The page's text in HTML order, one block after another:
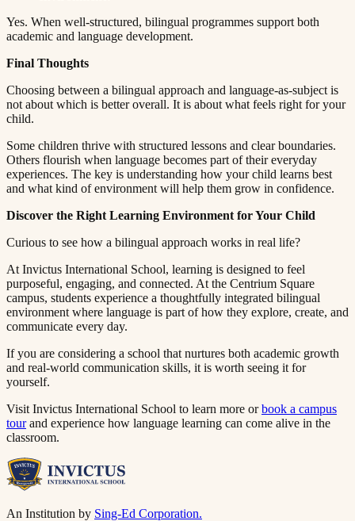
Yes. When well-structured, bilingual programmes support both
academic and language development.​​​​‌ ‍ ​‍​‍‌‍ ‌ ​‍‌‍‍‌‌‍‌ ‌‍‍‌‌‍ ‍​‍​‍​ ‍‍​‍​‍‌ ​ ‌‍​‌‌‍ ‍‌‍‍‌‌ ‌​‌ ‍‌​‍ ‍‌‍‍‌‌‍ ​‍​‍​‍ ​​‍​‍‌‍‍​‌ ​‍‌‍‌‌‌‍‌‍​‍​‍​ ‍‍​‍​‍​‍ ‌ ​ ‌ ‌​‌ ‌‌‌‍‌​‌‍‍‌‌‍ ​‍ ‌‍‍‌‌‍ ‍‌ ‌​‌‍‌‌‌‍ ‍‌ ‌​​‍ ‌‍‌‌‌‍‌​‌‍‍‌‌ ‌​​‍ ‌‍ ‌‌‍ ‌‍‌​‌‍‌‌​ ‌‌ ​​‌ ​‍‌‍‌‌‌ ​ ‌‍‌‌‌‍ ‍‌ ‌​‌‍​‌‌ ‌​‌‍‍‌‌‍ ‌‍ ‍​ ‍ ‌‍‍‌‌‍‌​​ ‌​ ‍​‌‍​‍​ ‌‍‌‍‌​​ ‌​​ ‍‌‌‍‌‌​ ‍‌​‍ ‌​ ​ ​ ‌​‌‍‌​‌‍‌​​‍ ‌​ ‌​​ ​‍​ ​ ​ ‌‍​‍ ‌​ ‍‌​ ​‍‌‍‌​​ ​‌​‍ ‌‌‍‌‌​ ​​‌‍‌‍​ ​‌‌‍‌‌​ ‍‌​ ‌‌​ ‌​‌‍​‍‌‍‌‍‌‍‌​​ ​‌​ ‍ ‌ ‌​‌ ‍‌‌ ​​‌‍‌‌​ ‌‌‍ ‍‌‍‌‌‌ ‌ ‌ ​ ​ ‍ ‌ ​​‌‍​‌‌ ‌​‌‍‍​​ ‌‌‍​ ‌‍ ‌‍ ‍‌ ‌​‌‍‌‌‌‍ ‍‌ ‌​​‍‌‌​ ‌‌‌​​‍‌‌ ‌‍‍ ‌‍‌‌‌ ‍‌​‍‌‌​ ​ ‌​‌​​‍‌‌​ ​ ‌​‌​​‍‌‌​ ​‍​ ​‍​ ​​‌‍‌​​ ​​​ ‌‍‌‍​‌​ ‌‍‌‍‌‌‌‍‌‌​ ​‍​ ‌ ‌‍‌​​ ‌‌​‍‌‌​ ​‍​ ​‍​‍‌‌​ ‌‌‌​‌​​‍ ‍‌‍​ ‌‍‍​‌‍‍‌‌‍ ​‌‍‌​‌ ​‍‌‍‌‌‌‍ ‍​‍‌‌​ ‌‌‌​​‍‌‌ ‌‍‍ ‌‍‌‌‌ ‍‌​‍‌‌​ ​ ‌​‌​​‍‌‌​ ​ ‌​‌​​‍‌‌​ ​‍​ ​‍‌‍​‍​ ‌‍​ ‌ ​ ‌​​ ​​‌‍​ ​ ‍‌​ ‍​‌‍​ ​ ​ ​ ‌ ​ ​​​‍‌‌​ ​‍​ ​‍​‍‌‌​ ‌‌‌​‌​​‍ ‍‌ ‌​‌‍‌‌‌ ‍​‌ ‌​​ ‌‍​‍‌‍​‌‌ ​ ‌‍‌‌‌‌‌‌‌ ​‍‌‍ ​​ ‌​‍‌‌​ ​‍‌​‌‍‌ ​ ‌ ‌​‌ ‌‌‌‍‌​‌‍‍‌‌‍ ​‍‌‍‌‍‍‌‌‍‌​​ ‌​ ‍​‌‍​‍​ ‌‍‌‍‌​​ ‌​​ ‍‌‌‍‌‌​ ‍‌​‍ ‌​ ​ ​ ‌​‌‍‌​‌‍‌​​‍ ‌​ ‌​​ ​‍​ ​ ​ ‌‍​‍ ‌​ ‍‌​ ​‍‌‍‌​​ ​‌​‍ ‌‌‍‌‌​ ​​‌‍‌‍​ ​‌‌‍‌‌​ ‍‌​ ‌‌​ ‌​‌‍​‍‌‍‌‍‌‍‌​​ ​‌​‍‌‍‌ ‌​‌ ‍‌‌ ​​‌‍‌‌​ ‌‌‍ ‍‌‍‌‌‌ ‌ ‌ ​ ​‍‌‍‌ ​​‌‍​‌‌ ‌​‌‍‍​​ ‌‌‍​ ‌‍ ‌‍ ‍‌ ‌​‌‍‌‌‌‍ ‍‌ ‌​​‍‌‌​ ‌‌‌​​‍‌‌ ‌‍‍ ‌‍‌‌‌ ‍‌​‍‌‌​ ​ ‌​‌​​‍‌‌​ ​ ‌​‌​​‍‌‌​ ​‍​ ​‍​ ​​‌‍‌​​ ​​​ ‌‍‌‍​‌​ ‌‍‌‍‌‌‌‍‌‌​ ​‍​ ‌ ‌‍‌​​ ‌‌​‍‌‌​ ​‍​ ​‍​‍‌‌​ ‌‌‌​‌​​‍ ‍‌‍​ ‌‍‍​‌‍‍‌‌‍ ​‌‍‌​‌ ​‍‌‍‌‌‌‍ ‍​‍‌‌​ ‌‌‌​​‍‌‌ ‌‍‍ ‌‍‌‌‌ ‍‌​‍‌‌​ ​ ‌​‌​​‍‌‌​ ​ ‌​‌​​‍‌‌​ ​‍​ ​‍‌‍​‍​ ‌‍​ ‌ ​ ‌​​ ​​‌‍​ ​ ‍‌​ ‍​‌‍​ ​ ​ ​ ‌ ​ ​​​‍‌‌​ ​‍​ ​‍​‍‌‌​ ‌‌‌​‌​​‍ ‍‌ ‌​‌‍‌‌‌ ‍​‌ ‌​​‍‌‍‌ ​​‌‍‌‌‌ ​‍‌ ​ ‌ ​​‌‍‌‌‌‍​ ‌ ‌​‌‍‍‌‌ ‌‍‌‍‌‌​ ‌‌ ​​‌ ‌‌‌‍​‍‌‍ ​‌‍‍‌‌ ​ ‌‍‍​‌‍‌‌‌‍‌​​‍​‍‌ ‌
Final Thoughts​​​​‌ ‍ ​‍​‍‌‍ ‌ ​‍‌‍‍‌‌‍‌ ‌‍‍‌‌‍ ‍​‍​‍​ ‍‍​‍​‍‌ ​ ‌‍​‌‌‍ ‍‌‍‍‌‌ ‌​‌ ‍‌​‍ ‍‌‍‍‌‌‍ ​‍​‍​‍ ​​‍​‍‌‍‍​‌ ​‍‌‍‌‌‌‍‌‍​‍​‍​ ‍‍​‍​‍​‍ ‌ ​ ‌ ‌​‌ ‌‌‌‍‌​‌‍‍‌‌‍ ​‍ ‌‍‍‌‌‍ ‍‌ ‌​‌‍‌‌‌‍ ‍‌ ‌​​‍ ‌‍‌‌‌‍‌​‌‍‍‌‌ ‌​​‍ ‌‍ ‌‌‍ ‌‍‌​‌‍‌‌​ ‌‌ ​​‌ ​‍‌‍‌‌‌ ​ ‌‍‌‌‌‍ ‍‌ ‌​‌‍​‌‌ ‌​‌‍‍‌‌‍ ‌‍ ‍​ ‍ ‌‍‍‌‌‍‌​​ ‌​ ‍​‌‍​‍​ ‌‍‌‍‌​​ ‌​​ ‍‌‌‍‌‌​ ‍‌​‍ ‌​ ​ ​ ‌​‌‍‌​‌‍‌​​‍ ‌​ ‌​​ ​‍​ ​ ​ ‌‍​‍ ‌​ ‍‌​ ​‍‌‍‌​​ ​‌​‍ ‌‌‍‌‌​ ​​‌‍‌‍​ ​‌‌‍‌‌​ ‍‌​ ‌‌​ ‌​‌‍​‍‌‍‌‍‌‍‌​​ ​‌​ ‍ ‌ ‌​‌ ‍‌‌ ​​‌‍‌‌​ ‌‌‍ ‍‌‍‌‌‌ ‌ ‌ ​ ​ ‍ ‌ ​​‌‍​‌‌ ‌​‌‍‍​​ ‌‌‍​ ‌‍ ‌‍ ‍‌ ‌​‌‍‌‌‌‍ ‍‌ ‌​​‍‌‌​ ‌‌‌​​‍‌‌ ‌‍‍ ‌‍‌‌‌ ‍‌​‍‌‌​ ​ ‌​‌​​‍‌‌​ ​ ‌​‌​​‍‌‌​ ​‍​ ​‍‌‍​‍​ ​‍​ ‍‌‌‍​‌​ ​‌​ ‌‍​ ‍​​ ​‌​ ‌‌‌‍​‍‌‍‌​​ ‌ ​‍‌‌​ ​‍​ ​‍​‍‌‌​ ‌‌‌​‌​​‍ ‍‌‍​ ‌‍‍​‌‍‍‌‌‍ ​‌‍‌​‌ ​‍‌‍‌‌‌‍ ‍​‍‌‌​ ‌‌‌​​‍‌‌ ‌‍‍ ‌‍‌‌‌ ‍‌​‍‌‌​ ​ ‌​‌​​‍‌‌​ ​ ‌​‌​​‍‌‌​ ​‍​ ​‍‌‍‌‍‌‍‌​​ ‌‌‌‍‌‍‌‍​‍​ ‍‌​ ‌ ​ ‌ ​ ‌​‌‍​‌​ ‌‌​ ‌ ​‍‌‌​ ​‍​ ​‍​‍‌‌​ ‌‌‌​‌​​‍ ‍‌ ‌​‌‍‌‌‌ ‍​‌ ‌​​ ‌‍​‍‌‍​‌‌ ​ ‌‍‌‌‌‌‌‌‌ ​‍‌‍ ​​ ‌​‍‌‌​ ​‍‌​‌‍‌ ​ ‌ ‌​‌ ‌‌‌‍‌​‌‍‍‌‌‍ ​‍‌‍‌‍‍‌‌‍‌​​ ‌​ ‍​‌‍​‍​ ‌‍‌‍‌​​ ‌​​ ‍‌‌‍‌‌​ ‍‌​‍ ‌​ ​ ​ ‌​‌‍‌​‌‍‌​​‍ ‌​ ‌​​ ​‍​ ​ ​ ‌‍​‍ ‌​ ‍‌​ ​‍‌‍‌​​ ​‌​‍ ‌‌‍‌‌​ ​​‌‍‌‍​ ​‌‌‍‌‌​ ‍‌​ ‌‌​ ‌​‌‍​‍‌‍‌‍‌‍‌​​ ​‌​‍‌‍‌ ‌​‌ ‍‌‌ ​​‌‍‌‌​ ‌‌‍ ‍‌‍‌‌‌ ‌ ‌ ​ ​‍‌‍‌ ​​‌‍​‌‌ ‌​‌‍‍​​ ‌‌‍​ ‌‍ ‌‍ ‍‌ ‌​‌‍‌‌‌‍ ‍‌ ‌​​‍‌‌​ ‌‌‌​​‍‌‌ ‌‍‍ ‌‍‌‌‌ ‍‌​‍‌‌​ ​ ‌​‌​​‍‌‌​ ​ ‌​‌​​‍‌‌​ ​‍​ ​‍‌‍​‍​ ​‍​ ‍‌‌‍​‌​ ​‌​ ‌‍​ ‍​​ ​‌​ ‌‌‌‍​‍‌‍‌​​ ‌ ​‍‌‌​ ​‍​ ​‍​‍‌‌​ ‌‌‌​‌​​‍ ‍‌‍​ ‌‍‍​‌‍‍‌‌‍ ​‌‍‌​‌ ​‍‌‍‌‌‌‍ ‍​‍‌‌​ ‌‌‌​​‍‌‌ ‌‍‍ ‌‍‌‌‌ ‍‌​‍‌‌​ ​ ‌​‌​​‍‌‌​ ​ ‌​‌​​‍‌‌​ ​‍​ ​‍‌‍‌‍‌‍‌​​ ‌‌‌‍‌‍‌‍​‍​ ‍‌​ ‌ ​ ‌ ​ ‌​‌‍​‌​ ‌‌​ ‌ ​‍‌‌​ ​‍​ ​‍​‍‌‌​ ‌‌‌​‌​​‍ ‍‌ ‌​‌‍‌‌‌ ‍​‌ ‌​​‍‌‍‌ ​​‌‍‌‌‌ ​‍‌ ​ ‌ ​​‌‍‌‌‌‍​ ‌ ‌​‌‍‍‌‌ ‌‍‌‍‌‌​ ‌‌ ​​‌ ‌‌‌‍​‍‌‍ ​‌‍‍‌‌ ​ ‌‍‍​‌‍‌‌‌‍‌​​‍​‍‌ ‌
Choosing between a bilingual approach and language-as-subject is
not about which is better overall. It is about what feels right for your
child.​​​​‌ ‍ ​‍​‍‌‍ ‌ ​‍‌‍‍‌‌‍‌ ‌‍‍‌‌‍ ‍​‍​‍​ ‍‍​‍​‍‌ ​ ‌‍​‌‌‍ ‍‌‍‍‌‌ ‌​‌ ‍‌​‍ ‍‌‍‍‌‌‍ ​‍​‍​‍ ​​‍​‍‌‍‍​‌ ​‍‌‍‌‌‌‍‌‍​‍​‍​ ‍‍​‍​‍​‍ ‌ ​ ‌ ‌​‌ ‌‌‌‍‌​‌‍‍‌‌‍ ​‍ ‌‍‍‌‌‍ ‍‌ ‌​‌‍‌‌‌‍ ‍‌ ‌​​‍ ‌‍‌‌‌‍‌​‌‍‍‌‌ ‌​​‍ ‌‍ ‌‌‍ ‌‍‌​‌‍‌‌​ ‌‌ ​​‌ ​‍‌‍‌‌‌ ​ ‌‍‌‌‌‍ ‍‌ ‌​‌‍​‌‌ ‌​‌‍‍‌‌‍ ‌‍ ‍​ ‍ ‌‍‍‌‌‍‌​​ ‌​ ‍​‌‍​‍​ ‌‍‌‍‌​​ ‌​​ ‍‌‌‍‌‌​ ‍‌​‍ ‌​ ​ ​ ‌​‌‍‌​‌‍‌​​‍ ‌​ ‌​​ ​‍​ ​ ​ ‌‍​‍ ‌​ ‍‌​ ​‍‌‍‌​​ ​‌​‍ ‌‌‍‌‌​ ​​‌‍‌‍​ ​‌‌‍‌‌​ ‍‌​ ‌‌​ ‌​‌‍​‍‌‍‌‍‌‍‌​​ ​‌​ ‍ ‌ ‌​‌ ‍‌‌ ​​‌‍‌‌​ ‌‌‍ ‍‌‍‌‌‌ ‌ ‌ ​ ​ ‍ ‌ ​​‌‍​‌‌ ‌​‌‍‍​​ ‌‌‍​ ‌‍ ‌‍ ‍‌ ‌​‌‍‌‌‌‍ ‍‌ ‌​​‍‌‌​ ‌‌‌​​‍‌‌ ‌‍‍ ‌‍‌‌‌ ‍‌​‍‌‌​ ​ ‌​‌​​‍‌‌​ ​ ‌​‌​​‍‌‌​ ​‍​ ​‍‌‍​ ​ ‌‍‌‍‌‌‌‍‌​​ ​‍​ ‍‌‌‍‌‌​ ​​​ ‌ ​ ‍‌‌‍​ ​ ​ ​‍‌‌​ ​‍​ ​‍​‍‌‌​ ‌‌‌​‌​​‍ ‍‌‍​ ‌‍‍​‌‍‍‌‌‍ ​‌‍‌​‌ ​‍‌‍‌‌‌‍ ‍​‍‌‌​ ‌‌‌​​‍‌‌ ‌‍‍ ‌‍‌‌‌ ‍‌​‍‌‌​ ​ ‌​‌​​‍‌‌​ ​ ‌​‌​​‍‌‌​ ​‍​ ​‍​ ‌ ​ ​‍​ ‌​‌‍‌‌​ ‌ ‌‍​ ​ ​‌​ ‍​​ ‌‌‌‍​‌‌‍​ ‌‍‌​​‍‌‌​ ​‍​ ​‍​‍‌‌​ ‌‌‌​‌​​‍ ‍‌ ‌​‌‍‌‌‌ ‍​‌ ‌​​ ‌‍​‍‌‍​‌‌ ​ ‌‍‌‌‌‌‌‌‌ ​‍‌‍ ​​ ‌​‍‌‌​ ​‍‌​‌‍‌ ​ ‌ ‌​‌ ‌‌‌‍‌​‌‍‍‌‌‍ ​‍‌‍‌‍‍‌‌‍‌​​ ‌​ ‍​‌‍​‍​ ‌‍‌‍‌​​ ‌​​ ‍‌‌‍‌‌​ ‍‌​‍ ‌​ ​ ​ ‌​‌‍‌​‌‍‌​​‍ ‌​ ‌​​ ​‍​ ​ ​ ‌‍​‍ ‌​ ‍‌​ ​‍‌‍‌​​ ​‌​‍ ‌‌‍‌‌​ ​​‌‍‌‍​ ​‌‌‍‌‌​ ‍‌​ ‌‌​ ‌​‌‍​‍‌‍‌‍‌‍‌​​ ​‌​‍‌‍‌ ‌​‌ ‍‌‌ ​​‌‍‌‌​ ‌‌‍ ‍‌‍‌‌‌ ‌ ‌ ​ ​‍‌‍‌ ​​‌‍​‌‌ ‌​‌‍‍​​ ‌‌‍​ ‌‍ ‌‍ ‍‌ ‌​‌‍‌‌‌‍ ‍‌ ‌​​‍‌‌​ ‌‌‌​​‍‌‌ ‌‍‍ ‌‍‌‌‌ ‍‌​‍‌‌​ ​ ‌​‌​​‍‌‌​ ​ ‌​‌​​‍‌‌​ ​‍​ ​‍‌‍​ ​ ‌‍‌‍‌‌‌‍‌​​ ​‍​ ‍‌‌‍‌‌​ ​​​ ‌ ​ ‍‌‌‍​ ​ ​ ​‍‌‌​ ​‍​ ​‍​‍‌‌​ ‌‌‌​‌​​‍ ‍‌‍​ ‌‍‍​‌‍‍‌‌‍ ​‌‍‌​‌ ​‍‌‍‌‌‌‍ ‍​‍‌‌​ ‌‌‌​​‍‌‌ ‌‍‍ ‌‍‌‌‌ ‍‌​‍‌‌​ ​ ‌​‌​​‍‌‌​ ​ ‌​‌​​‍‌‌​ ​‍​ ​‍​ ‌ ​ ​‍​ ‌​‌‍‌‌​ ‌ ‌‍​ ​ ​‌​ ‍​​ ‌‌‌‍​‌‌‍​ ‌‍‌​​‍‌‌​ ​‍​ ​‍​‍‌‌​ ‌‌‌​‌​​‍ ‍‌ ‌​‌‍‌‌‌ ‍​‌ ‌​​‍‌‍‌ ​​‌‍‌‌‌ ​‍‌ ​ ‌ ​​‌‍‌‌‌‍​ ‌ ‌​‌‍‍‌‌ ‌‍‌‍‌‌​ ‌‌ ​​‌ ‌‌‌‍​‍‌‍ ​‌‍‍‌‌ ​ ‌‍‍​‌‍‌‌‌‍‌​​‍​‍‌ ‌
Some children thrive with structured lessons and clear boundaries.
Others flourish when language becomes part of their everyday
experiences. The key is understanding how your child learns best
and what kind of environment will help them grow in confidence.​​​​‌ ‍ ​‍​‍‌‍ ‌ ​‍‌‍‍‌‌‍‌ ‌‍‍‌‌‍ ‍​‍​‍​ ‍‍​‍​‍‌ ​ ‌‍​‌‌‍ ‍‌‍‍‌‌ ‌​‌ ‍‌​‍ ‍‌‍‍‌‌‍ ​‍​‍​‍ ​​‍​‍‌‍‍​‌ ​‍‌‍‌‌‌‍‌‍​‍​‍​ ‍‍​‍​‍​‍ ‌ ​ ‌ ‌​‌ ‌‌‌‍‌​‌‍‍‌‌‍ ​‍ ‌‍‍‌‌‍ ‍‌ ‌​‌‍‌‌‌‍ ‍‌ ‌​​‍ ‌‍‌‌‌‍‌​‌‍‍‌‌ ‌​​‍ ‌‍ ‌‌‍ ‌‍‌​‌‍‌‌​ ‌‌ ​​‌ ​‍‌‍‌‌‌ ​ ‌‍‌‌‌‍ ‍‌ ‌​‌‍​‌‌ ‌​‌‍‍‌‌‍ ‌‍ ‍​ ‍ ‌‍‍‌‌‍‌​​ ‌​ ‍​‌‍​‍​ ‌‍‌‍‌​​ ‌​​ ‍‌‌‍‌‌​ ‍‌​‍ ‌​ ​ ​ ‌​‌‍‌​‌‍‌​​‍ ‌​ ‌​​ ​‍​ ​ ​ ‌‍​‍ ‌​ ‍‌​ ​‍‌‍‌​​ ​‌​‍ ‌‌‍‌‌​ ​​‌‍‌‍​ ​‌‌‍‌‌​ ‍‌​ ‌‌​ ‌​‌‍​‍‌‍‌‍‌‍‌​​ ​‌​ ‍ ‌ ‌​‌ ‍‌‌ ​​‌‍‌‌​ ‌‌‍ ‍‌‍‌‌‌ ‌ ‌ ​ ​ ‍ ‌ ​​‌‍​‌‌ ‌​‌‍‍​​ ‌‌‍​ ‌‍ ‌‍ ‍‌ ‌​‌‍‌‌‌‍ ‍‌ ‌​​‍‌‌​ ‌‌‌​​‍‌‌ ‌‍‍ ‌‍‌‌‌ ‍‌​‍‌‌​ ​ ‌​‌​​‍‌‌​ ​ ‌​‌​​‍‌‌​ ​‍​ ​‍‌‍‌‌​ ‌‌​ ​​​ ‌‌‌‍‌‌‌‍‌​​ ‍‌​ ‍‌‌‍‌‍‌‍​‍​ ​​​ ​‌​‍‌‌​ ​‍​ ​‍​‍‌‌​ ‌‌‌​‌​​‍ ‍‌‍​ ‌‍‍​‌‍‍‌‌‍ ​‌‍‌​‌ ​‍‌‍‌‌‌‍ ‍​‍‌‌​ ‌‌‌​​‍‌‌ ‌‍‍ ‌‍‌‌‌ ‍‌​‍‌‌​ ​ ‌​‌​​‍‌‌​ ​ ‌​‌​​‍‌‌​ ​‍​ ​‍‌‍‌‌‌‍‌‍​ ​‍‌‍‌‌‌‍​ ‌‍​‍‌‍​‍‌‍​‍​ ‍‌​ ​‍​ ‌​‌‍​‌​‍‌‌​ ​‍​ ​‍​‍‌‌​ ‌‌‌​‌​​‍ ‍‌ ‌​‌‍‌‌‌ ‍​‌ ‌​​ ‌‍​‍‌‍​‌‌ ​ ‌‍‌‌‌‌‌‌‌ ​‍‌‍ ​​ ‌​‍‌‌​ ​‍‌​‌‍‌ ​ ‌ ‌​‌ ‌‌‌‍‌​‌‍‍‌‌‍ ​‍‌‍‌‍‍‌‌‍‌​​ ‌​ ‍​‌‍​‍​ ‌‍‌‍‌​​ ‌​​ ‍‌‌‍‌‌​ ‍‌​‍ ‌​ ​ ​ ‌​‌‍‌​‌‍‌​​‍ ‌​ ‌​​ ​‍​ ​ ​ ‌‍​‍ ‌​ ‍‌​ ​‍‌‍‌​​ ​‌​‍ ‌‌‍‌‌​ ​​‌‍‌‍​ ​‌‌‍‌‌​ ‍‌​ ‌‌​ ‌​‌‍​‍‌‍‌‍‌‍‌​​ ​‌​‍‌‍‌ ‌​‌ ‍‌‌ ​​‌‍‌‌​ ‌‌‍ ‍‌‍‌‌‌ ‌ ‌ ​ ​‍‌‍‌ ​​‌‍​‌‌ ‌​‌‍‍​​ ‌‌‍​ ‌‍ ‌‍ ‍‌ ‌​‌‍‌‌‌‍ ‍‌ ‌​​‍‌‌​ ‌‌‌​​‍‌‌ ‌‍‍ ‌‍‌‌‌ ‍‌​‍‌‌​ ​ ‌​‌​​‍‌‌​ ​ ‌​‌​​‍‌‌​ ​‍​ ​‍‌‍‌‌​ ‌‌​ ​​​ ‌‌‌‍‌‌‌‍‌​​ ‍‌​ ‍‌‌‍‌‍‌‍​‍​ ​​​ ​‌​‍‌‌​ ​‍​ ​‍​‍‌‌​ ‌‌‌​‌​​‍ ‍‌‍​ ‌‍‍​‌‍‍‌‌‍ ​‌‍‌​‌ ​‍‌‍‌‌‌‍ ‍​‍‌‌​ ‌‌‌​​‍‌‌ ‌‍‍ ‌‍‌‌‌ ‍‌​‍‌‌​ ​ ‌​‌​​‍‌‌​ ​ ‌​‌​​‍‌‌​ ​‍​ ​‍‌‍‌‌‌‍‌‍​ ​‍‌‍‌‌‌‍​ ‌‍​‍‌‍​‍‌‍​‍​ ‍‌​ ​‍​ ‌​‌‍​‌​‍‌‌​ ​‍​ ​‍​‍‌‌​ ‌‌‌​‌​​‍ ‍‌ ‌​‌‍‌‌‌ ‍​‌ ‌​​‍‌‍‌ ​​‌‍‌‌‌ ​‍‌ ​ ‌ ​​‌‍‌‌‌‍​ ‌ ‌​‌‍‍‌‌ ‌‍‌‍‌‌​ ‌‌ ​​‌ ‌‌‌‍​‍‌‍ ​‌‍‍‌‌ ​ ‌‍‍​‌‍‌‌‌‍‌​​‍​‍‌ ‌
Discover the Right Learning Environment for Your Child​​​​‌ ‍ ​‍​‍‌‍ ‌ ​‍‌‍‍‌‌‍‌ ‌‍‍‌‌‍ ‍​‍​‍​ ‍‍​‍​‍‌ ​ ‌‍​‌‌‍ ‍‌‍‍‌‌ ‌​‌ ‍‌​‍ ‍‌‍‍‌‌‍ ​‍​‍​‍ ​​‍​‍‌‍‍​‌ ​‍‌‍‌‌‌‍‌‍​‍​‍​ ‍‍​‍​‍​‍ ‌ ​ ‌ ‌​‌ ‌‌‌‍‌​‌‍‍‌‌‍ ​‍ ‌‍‍‌‌‍ ‍‌ ‌​‌‍‌‌‌‍ ‍‌ ‌​​‍ ‌‍‌‌‌‍‌​‌‍‍‌‌ ‌​​‍ ‌‍ ‌‌‍ ‌‍‌​‌‍‌‌​ ‌‌ ​​‌ ​‍‌‍‌‌‌ ​ ‌‍‌‌‌‍ ‍‌ ‌​‌‍​‌‌ ‌​‌‍‍‌‌‍ ‌‍ ‍​ ‍ ‌‍‍‌‌‍‌​​ ‌​ ‍​‌‍​‍​ ‌‍‌‍‌​​ ‌​​ ‍‌‌‍‌‌​ ‍‌​‍ ‌​ ​ ​ ‌​‌‍‌​‌‍‌​​‍ ‌​ ‌​​ ​‍​ ​ ​ ‌‍​‍ ‌​ ‍‌​ ​‍‌‍‌​​ ​‌​‍ ‌‌‍‌‌​ ​​‌‍‌‍​ ​‌‌‍‌‌​ ‍‌​ ‌‌​ ‌​‌‍​‍‌‍‌‍‌‍‌​​ ​‌​ ‍ ‌ ‌​‌ ‍‌‌ ​​‌‍‌‌​ ‌‌‍ ‍‌‍‌‌‌ ‌ ‌ ​ ​ ‍ ‌ ​​‌‍​‌‌ ‌​‌‍‍​​ ‌‌‍​ ‌‍ ‌‍ ‍‌ ‌​‌‍‌‌‌‍ ‍‌ ‌​​‍‌‌​ ‌‌‌​​‍‌‌ ‌‍‍ ‌‍‌‌‌ ‍‌​‍‌‌​ ​ ‌​‌​​‍‌‌​ ​ ‌​‌​​‍‌‌​ ​‍​ ​‍​ ‌‍​ ‌ ​ ​​‌‍​ ​ ​‌‌‍‌​​ ‌‌‌‍‌‌‌‍​‌​ ‌‌​ ‍‌​ ‌ ​‍‌‌​ ​‍​ ​‍​‍‌‌​ ‌‌‌​‌​​‍ ‍‌‍​ ‌‍‍​‌‍‍‌‌‍ ​‌‍‌​‌ ​‍‌‍‌‌‌‍ ‍​‍‌‌​ ‌‌‌​​‍‌‌ ‌‍‍ ‌‍‌‌‌ ‍‌​‍‌‌​ ​ ‌​‌​​‍‌‌​ ​ ‌​‌​​‍‌‌​ ​‍​ ​‍​ ‌‌‌‍​‍‌‍​‍‌‍‌‌​ ‌​​ ‌​​ ​​​ ‌​‌‍‌‌‌‍‌‌‌‍​‍‌‍‌​​‍‌‌​ ​‍​ ​‍​‍‌‌​ ‌‌‌​‌​​‍ ‍‌ ‌​‌‍‌‌‌ ‍​‌ ‌​​ ‌‍​‍‌‍​‌‌ ​ ‌‍‌‌‌‌‌‌‌ ​‍‌‍ ​​ ‌​‍‌‌​ ​‍‌​‌‍‌ ​ ‌ ‌​‌ ‌‌‌‍‌​‌‍‍‌‌‍ ​‍‌‍‌‍‍‌‌‍‌​​ ‌​ ‍​‌‍​‍​ ‌‍‌‍‌​​ ‌​​ ‍‌‌‍‌‌​ ‍‌​‍ ‌​ ​ ​ ‌​‌‍‌​‌‍‌​​‍ ‌​ ‌​​ ​‍​ ​ ​ ‌‍​‍ ‌​ ‍‌​ ​‍‌‍‌​​ ​‌​‍ ‌‌‍‌‌​ ​​‌‍‌‍​ ​‌‌‍‌‌​ ‍‌​ ‌‌​ ‌​‌‍​‍‌‍‌‍‌‍‌​​ ​‌​‍‌‍‌ ‌​‌ ‍‌‌ ​​‌‍‌‌​ ‌‌‍ ‍‌‍‌‌‌ ‌ ‌ ​ ​‍‌‍‌ ​​‌‍​‌‌ ‌​‌‍‍​​ ‌‌‍​ ‌‍ ‌‍ ‍‌ ‌​‌‍‌‌‌‍ ‍‌ ‌​​‍‌‌​ ‌‌‌​​‍‌‌ ‌‍‍ ‌‍‌‌‌ ‍‌​‍‌‌​ ​ ‌​‌​​‍‌‌​ ​ ‌​‌​​‍‌‌​ ​‍​ ​‍​ ‌‍​ ‌ ​ ​​‌‍​ ​ ​‌‌‍‌​​ ‌‌‌‍‌‌‌‍​‌​ ‌‌​ ‍‌​ ‌ ​‍‌‌​ ​‍​ ​‍​‍‌‌​ ‌‌‌​‌​​‍ ‍‌‍​ ‌‍‍​‌‍‍‌‌‍ ​‌‍‌​‌ ​‍‌‍‌‌‌‍ ‍​‍‌‌​ ‌‌‌​​‍‌‌ ‌‍‍ ‌‍‌‌‌ ‍‌​‍‌‌​ ​ ‌​‌​​‍‌‌​ ​ ‌​‌​​‍‌‌​ ​‍​ ​‍​ ‌‌‌‍​‍‌‍​‍‌‍‌‌​ ‌​​ ‌​​ ​​​ ‌​‌‍‌‌‌‍‌‌‌‍​‍‌‍‌​​‍‌‌​ ​‍​ ​‍​‍‌‌​ ‌‌‌​‌​​‍ ‍‌ ‌​‌‍‌‌‌ ‍​‌ ‌​​‍‌‍‌ ​​‌‍‌‌‌ ​‍‌ ​ ‌ ​​‌‍‌‌‌‍​ ‌ ‌​‌‍‍‌‌ ‌‍‌‍‌‌​ ‌‌ ​​‌ ‌‌‌‍​‍‌‍ ​‌‍‍‌‌ ​ ‌‍‍​‌‍‌‌‌‍‌​​‍​‍‌ ‌
Curious to see how a bilingual approach works in real life?​​​​‌ ‍ ​‍​‍‌‍ ‌ ​‍‌‍‍‌‌‍‌ ‌‍‍‌‌‍ ‍​‍​‍​ ‍‍​‍​‍‌ ​ ‌‍​‌‌‍ ‍‌‍‍‌‌ ‌​‌ ‍‌​‍ ‍‌‍‍‌‌‍ ​‍​‍​‍ ​​‍​‍‌‍‍​‌ ​‍‌‍‌‌‌‍‌‍​‍​‍​ ‍‍​‍​‍​‍ ‌ ​ ‌ ‌​‌ ‌‌‌‍‌​‌‍‍‌‌‍ ​‍ ‌‍‍‌‌‍ ‍‌ ‌​‌‍‌‌‌‍ ‍‌ ‌​​‍ ‌‍‌‌‌‍‌​‌‍‍‌‌ ‌​​‍ ‌‍ ‌‌‍ ‌‍‌​‌‍‌‌​ ‌‌ ​​‌ ​‍‌‍‌‌‌ ​ ‌‍‌‌‌‍ ‍‌ ‌​‌‍​‌‌ ‌​‌‍‍‌‌‍ ‌‍ ‍​ ‍ ‌‍‍‌‌‍‌​​ ‌​ ‍​‌‍​‍​ ‌‍‌‍‌​​ ‌​​ ‍‌‌‍‌‌​ ‍‌​‍ ‌​ ​ ​ ‌​‌‍‌​‌‍‌​​‍ ‌​ ‌​​ ​‍​ ​ ​ ‌‍​‍ ‌​ ‍‌​ ​‍‌‍‌​​ ​‌​‍ ‌‌‍‌‌​ ​​‌‍‌‍​ ​‌‌‍‌‌​ ‍‌​ ‌‌​ ‌​‌‍​‍‌‍‌‍‌‍‌​​ ​‌​ ‍ ‌ ‌​‌ ‍‌‌ ​​‌‍‌‌​ ‌‌‍ ‍‌‍‌‌‌ ‌ ‌ ​ ​ ‍ ‌ ​​‌‍​‌‌ ‌​‌‍‍​​ ‌‌‍​ ‌‍ ‌‍ ‍‌ ‌​‌‍‌‌‌‍ ‍‌ ‌​​‍‌‌​ ‌‌‌​​‍‌‌ ‌‍‍ ‌‍‌‌‌ ‍‌​‍‌‌​ ​ ‌​‌​​‍‌‌​ ​ ‌​‌​​‍‌‌​ ​‍​ ​‍​ ‍‌​ ‌‍‌‍​‌​ ‌ ​ ‌‍​ ‍​​ ​​‌‍‌​​ ‌‍​ ‌ ‌‍‌​​ ​ ​‍‌‌​ ​‍​ ​‍​‍‌‌​ ‌‌‌​‌​​‍ ‍‌‍​ ‌‍‍​‌‍‍‌‌‍ ​‌‍‌​‌ ​‍‌‍‌‌‌‍ ‍​‍‌‌​ ‌‌‌​​‍‌‌ ‌‍‍ ‌‍‌‌‌ ‍‌​‍‌‌​ ​ ‌​‌​​‍‌‌​ ​ ‌​‌​​‍‌‌​ ​‍​ ​‍​ ​​​ ‍‌‌‍​‍​ ‌ ​ ‌​​ ​‌​ ​ ‌‍​ ​ ​​​ ​​‌‍​‍​ ​ ​‍‌‌​ ​‍​ ​‍​‍‌‌​ ‌‌‌​‌​​‍ ‍‌ ‌​‌‍‌‌‌ ‍​‌ ‌​​ ‌‍​‍‌‍​‌‌ ​ ‌‍‌‌‌‌‌‌‌ ​‍‌‍ ​​ ‌​‍‌‌​ ​‍‌​‌‍‌ ​ ‌ ‌​‌ ‌‌‌‍‌​‌‍‍‌‌‍ ​‍‌‍‌‍‍‌‌‍‌​​ ‌​ ‍​‌‍​‍​ ‌‍‌‍‌​​ ‌​​ ‍‌‌‍‌‌​ ‍‌​‍ ‌​ ​ ​ ‌​‌‍‌​‌‍‌​​‍ ‌​ ‌​​ ​‍​ ​ ​ ‌‍​‍ ‌​ ‍‌​ ​‍‌‍‌​​ ​‌​‍ ‌‌‍‌‌​ ​​‌‍‌‍​ ​‌‌‍‌‌​ ‍‌​ ‌‌​ ‌​‌‍​‍‌‍‌‍‌‍‌​​ ​‌​‍‌‍‌ ‌​‌ ‍‌‌ ​​‌‍‌‌​ ‌‌‍ ‍‌‍‌‌‌ ‌ ‌ ​ ​‍‌‍‌ ​​‌‍​‌‌ ‌​‌‍‍​​ ‌‌‍​ ‌‍ ‌‍ ‍‌ ‌​‌‍‌‌‌‍ ‍‌ ‌​​‍‌‌​ ‌‌‌​​‍‌‌ ‌‍‍ ‌‍‌‌‌ ‍‌​‍‌‌​ ​ ‌​‌​​‍‌‌​ ​ ‌​‌​​‍‌‌​ ​‍​ ​‍​ ‍‌​ ‌‍‌‍​‌​ ‌ ​ ‌‍​ ‍​​ ​​‌‍‌​​ ‌‍​ ‌ ‌‍‌​​ ​ ​‍‌‌​ ​‍​ ​‍​‍‌‌​ ‌‌‌​‌​​‍ ‍‌‍​ ‌‍‍​‌‍‍‌‌‍ ​‌‍‌​‌ ​‍‌‍‌‌‌‍ ‍​‍‌‌​ ‌‌‌​​‍‌‌ ‌‍‍ ‌‍‌‌‌ ‍‌​‍‌‌​ ​ ‌​‌​​‍‌‌​ ​ ‌​‌​​‍‌‌​ ​‍​ ​‍​ ​​​ ‍‌‌‍​‍​ ‌ ​ ‌​​ ​‌​ ​ ‌‍​ ​ ​​​ ​​‌‍​‍​ ​ ​‍‌‌​ ​‍​ ​‍​‍‌‌​ ‌‌‌​‌​​‍ ‍‌ ‌​‌‍‌‌‌ ‍​‌ ‌​​‍‌‍‌ ​​‌‍‌‌‌ ​‍‌ ​ ‌ ​​‌‍‌‌‌‍​ ‌ ‌​‌‍‍‌‌ ‌‍‌‍‌‌​ ‌‌ ​​‌ ‌‌‌‍​‍‌‍ ​‌‍‍‌‌ ​ ‌‍‍​‌‍‌‌‌‍‌​​‍​‍‌ ‌
At Invictus International School, learning is designed to feel
purposeful, engaging, and connected. At the Centrium Square
campus, students experience a thoughtfully integrated bilingual
environment where language is part of how they explore, create, and
communicate every day.​​​​‌ ‍ ​‍​‍‌‍ ‌ ​‍‌‍‍‌‌‍‌ ‌‍‍‌‌‍ ‍​‍​‍​ ‍‍​‍​‍‌ ​ ‌‍​‌‌‍ ‍‌‍‍‌‌ ‌​‌ ‍‌​‍ ‍‌‍‍‌‌‍ ​‍​‍​‍ ​​‍​‍‌‍‍​‌ ​‍‌‍‌‌‌‍‌‍​‍​‍​ ‍‍​‍​‍​‍ ‌ ​ ‌ ‌​‌ ‌‌‌‍‌​‌‍‍‌‌‍ ​‍ ‌‍‍‌‌‍ ‍‌ ‌​‌‍‌‌‌‍ ‍‌ ‌​​‍ ‌‍‌‌‌‍‌​‌‍‍‌‌ ‌​​‍ ‌‍ ‌‌‍ ‌‍‌​‌‍‌‌​ ‌‌ ​​‌ ​‍‌‍‌‌‌ ​ ‌‍‌‌‌‍ ‍‌ ‌​‌‍​‌‌ ‌​‌‍‍‌‌‍ ‌‍ ‍​ ‍ ‌‍‍‌‌‍‌​​ ‌​ ‍​‌‍​‍​ ‌‍‌‍‌​​ ‌​​ ‍‌‌‍‌‌​ ‍‌​‍ ‌​ ​ ​ ‌​‌‍‌​‌‍‌​​‍ ‌​ ‌​​ ​‍​ ​ ​ ‌‍​‍ ‌​ ‍‌​ ​‍‌‍‌​​ ​‌​‍ ‌‌‍‌‌​ ​​‌‍‌‍​ ​‌‌‍‌‌​ ‍‌​ ‌‌​ ‌​‌‍​‍‌‍‌‍‌‍‌​​ ​‌​ ‍ ‌ ‌​‌ ‍‌‌ ​​‌‍‌‌​ ‌‌‍ ‍‌‍‌‌‌ ‌ ‌ ​ ​ ‍ ‌ ​​‌‍​‌‌ ‌​‌‍‍​​ ‌‌‍​ ‌‍ ‌‍ ‍‌ ‌​‌‍‌‌‌‍ ‍‌ ‌​​‍‌‌​ ‌‌‌​​‍‌‌ ‌‍‍ ‌‍‌‌‌ ‍‌​‍‌‌​ ​ ‌​‌​​‍‌‌​ ​ ‌​‌​​‍‌‌​ ​‍​ ​‍​ ​‍‌‍​‌​ ‌‌‌‍​‍​ ​‍​ ‌‍​ ​ ​ ​‌​ ‌​​ ​‍‌‍​‍‌‍‌​​‍‌‌​ ​‍​ ​‍​‍‌‌​ ‌‌‌​‌​​‍ ‍‌‍​ ‌‍‍​‌‍‍‌‌‍ ​‌‍‌​‌ ​‍‌‍‌‌‌‍ ‍​‍‌‌​ ‌‌‌​​‍‌‌ ‌‍‍ ‌‍‌‌‌ ‍‌​‍‌‌​ ​ ‌​‌​​‍‌‌​ ​ ‌​‌​​‍‌‌​ ​‍​ ​‍​ ‌‌​ ‌ ​ ‌‍‌‍‌‍‌‍‌​​ ​‍​ ‍‌‌‍‌​​ ‌‍​ ‍‌‌‍​‍​ ​‍​‍‌‌​ ​‍​ ​‍​‍‌‌​ ‌‌‌​‌​​‍ ‍‌ ‌​‌‍‌‌‌ ‍​‌ ‌​​ ‌‍​‍‌‍​‌‌ ​ ‌‍‌‌‌‌‌‌‌ ​‍‌‍ ​​ ‌​‍‌‌​ ​‍‌​‌‍‌ ​ ‌ ‌​‌ ‌‌‌‍‌​‌‍‍‌‌‍ ​‍‌‍‌‍‍‌‌‍‌​​ ‌​ ‍​‌‍​‍​ ‌‍‌‍‌​​ ‌​​ ‍‌‌‍‌‌​ ‍‌​‍ ‌​ ​ ​ ‌​‌‍‌​‌‍‌​​‍ ‌​ ‌​​ ​‍​ ​ ​ ‌‍​‍ ‌​ ‍‌​ ​‍‌‍‌​​ ​‌​‍ ‌‌‍‌‌​ ​​‌‍‌‍​ ​‌‌‍‌‌​ ‍‌​ ‌‌​ ‌​‌‍​‍‌‍‌‍‌‍‌​​ ​‌​‍‌‍‌ ‌​‌ ‍‌‌ ​​‌‍‌‌​ ‌‌‍ ‍‌‍‌‌‌ ‌ ‌ ​ ​‍‌‍‌ ​​‌‍​‌‌ ‌​‌‍‍​​ ‌‌‍​ ‌‍ ‌‍ ‍‌ ‌​‌‍‌‌‌‍ ‍‌ ‌​​‍‌‌​ ‌‌‌​​‍‌‌ ‌‍‍ ‌‍‌‌‌ ‍‌​‍‌‌​ ​ ‌​‌​​‍‌‌​ ​ ‌​‌​​‍‌‌​ ​‍​ ​‍​ ​‍‌‍​‌​ ‌‌‌‍​‍​ ​‍​ ‌‍​ ​ ​ ​‌​ ‌​​ ​‍‌‍​‍‌‍‌​​‍‌‌​ ​‍​ ​‍​‍‌‌​ ‌‌‌​‌​​‍ ‍‌‍​ ‌‍‍​‌‍‍‌‌‍ ​‌‍‌​‌ ​‍‌‍‌‌‌‍ ‍​‍‌‌​ ‌‌‌​​‍‌‌ ‌‍‍ ‌‍‌‌‌ ‍‌​‍‌‌​ ​ ‌​‌​​‍‌‌​ ​ ‌​‌​​‍‌‌​ ​‍​ ​‍​ ‌‌​ ‌ ​ ‌‍‌‍‌‍‌‍‌​​ ​‍​ ‍‌‌‍‌​​ ‌‍​ ‍‌‌‍​‍​ ​‍​‍‌‌​ ​‍​ ​‍​‍‌‌​ ‌‌‌​‌​​‍ ‍‌ ‌​‌‍‌‌‌ ‍​‌ ‌​​‍‌‍‌ ​​‌‍‌‌‌ ​‍‌ ​ ‌ ​​‌‍‌‌‌‍​ ‌ ‌​‌‍‍‌‌ ‌‍‌‍‌‌​ ‌‌ ​​‌ ‌‌‌‍​‍‌‍ ​‌‍‍‌‌ ​ ‌‍‍​‌‍‌‌‌‍‌​​‍​‍‌ ‌
If you are considering a school that nurtures both academic growth
and real-world communication skills, it is worth seeing it for
yourself.​​​​‌ ‍ ​‍​‍‌‍ ‌ ​‍‌‍‍‌‌‍‌ ‌‍‍‌‌‍ ‍​‍​‍​ ‍‍​‍​‍‌ ​ ‌‍​‌‌‍ ‍‌‍‍‌‌ ‌​‌ ‍‌​‍ ‍‌‍‍‌‌‍ ​‍​‍​‍ ​​‍​‍‌‍‍​‌ ​‍‌‍‌‌‌‍‌‍​‍​‍​ ‍‍​‍​‍​‍ ‌ ​ ‌ ‌​‌ ‌‌‌‍‌​‌‍‍‌‌‍ ​‍ ‌‍‍‌‌‍ ‍‌ ‌​‌‍‌‌‌‍ ‍‌ ‌​​‍ ‌‍‌‌‌‍‌​‌‍‍‌‌ ‌​​‍ ‌‍ ‌‌‍ ‌‍‌​‌‍‌‌​ ‌‌ ​​‌ ​‍‌‍‌‌‌ ​ ‌‍‌‌‌‍ ‍‌ ‌​‌‍​‌‌ ‌​‌‍‍‌‌‍ ‌‍ ‍​ ‍ ‌‍‍‌‌‍‌​​ ‌​ ‍​‌‍​‍​ ‌‍‌‍‌​​ ‌​​ ‍‌‌‍‌‌​ ‍‌​‍ ‌​ ​ ​ ‌​‌‍‌​‌‍‌​​‍ ‌​ ‌​​ ​‍​ ​ ​ ‌‍​‍ ‌​ ‍‌​ ​‍‌‍‌​​ ​‌​‍ ‌‌‍‌‌​ ​​‌‍‌‍​ ​‌‌‍‌‌​ ‍‌​ ‌‌​ ‌​‌‍​‍‌‍‌‍‌‍‌​​ ​‌​ ‍ ‌ ‌​‌ ‍‌‌ ​​‌‍‌‌​ ‌‌‍ ‍‌‍‌‌‌ ‌ ‌ ​ ​ ‍ ‌ ​​‌‍​‌‌ ‌​‌‍‍​​ ‌‌‍​ ‌‍ ‌‍ ‍‌ ‌​‌‍‌‌‌‍ ‍‌ ‌​​‍‌‌​ ‌‌‌​​‍‌‌ ‌‍‍ ‌‍‌‌‌ ‍‌​‍‌‌​ ​ ‌​‌​​‍‌‌​ ​ ‌​‌​​‍‌‌​ ​‍​ ​‍​ ‌ ‌‍​‍​ ​‍‌‍​ ​ ​​‌‍‌​‌‍‌‌​ ‌​​ ​​​ ‍‌‌‍​‌​ ‌‍​‍‌‌​ ​‍​ ​‍​‍‌‌​ ‌‌‌​‌​​‍ ‍‌‍​ ‌‍‍​‌‍‍‌‌‍ ​‌‍‌​‌ ​‍‌‍‌‌‌‍ ‍​‍‌‌​ ‌‌‌​​‍‌‌ ‌‍‍ ‌‍‌‌‌ ‍‌​‍‌‌​ ​ ‌​‌​​‍‌‌​ ​ ‌​‌​​‍‌‌​ ​‍​ ​‍​ ‌‍​ ​ ‌‍​‍‌‍‌‌​ ​ ‌‍‌‌‌‍​ ‌‍‌​​ ​ ‌‍‌​‌‍‌‍‌‍‌‌​‍‌‌​ ​‍​ ​‍​‍‌‌​ ‌‌‌​‌​​‍ ‍‌ ‌​‌‍‌‌‌ ‍​‌ ‌​​ ‌‍​‍‌‍​‌‌ ​ ‌‍‌‌‌‌‌‌‌ ​‍‌‍ ​​ ‌​‍‌‌​ ​‍‌​‌‍‌ ​ ‌ ‌​‌ ‌‌‌‍‌​‌‍‍‌‌‍ ​‍‌‍‌‍‍‌‌‍‌​​ ‌​ ‍​‌‍​‍​ ‌‍‌‍‌​​ ‌​​ ‍‌‌‍‌‌​ ‍‌​‍ ‌​ ​ ​ ‌​‌‍‌​‌‍‌​​‍ ‌​ ‌​​ ​‍​ ​ ​ ‌‍​‍ ‌​ ‍‌​ ​‍‌‍‌​​ ​‌​‍ ‌‌‍‌‌​ ​​‌‍‌‍​ ​‌‌‍‌‌​ ‍‌​ ‌‌​ ‌​‌‍​‍‌‍‌‍‌‍‌​​ ​‌​‍‌‍‌ ‌​‌ ‍‌‌ ​​‌‍‌‌​ ‌‌‍ ‍‌‍‌‌‌ ‌ ‌ ​ ​‍‌‍‌ ​​‌‍​‌‌ ‌​‌‍‍​​ ‌‌‍​ ‌‍ ‌‍ ‍‌ ‌​‌‍‌‌‌‍ ‍‌ ‌​​‍‌‌​ ‌‌‌​​‍‌‌ ‌‍‍ ‌‍‌‌‌ ‍‌​‍‌‌​ ​ ‌​‌​​‍‌‌​ ​ ‌​‌​​‍‌‌​ ​‍​ ​‍​ ‌ ‌‍​‍​ ​‍‌‍​ ​ ​​‌‍‌​‌‍‌‌​ ‌​​ ​​​ ‍‌‌‍​‌​ ‌‍​‍‌‌​ ​‍​ ​‍​‍‌‌​ ‌‌‌​‌​​‍ ‍‌‍​ ‌‍‍​‌‍‍‌‌‍ ​‌‍‌​‌ ​‍‌‍‌‌‌‍ ‍​‍‌‌​ ‌‌‌​​‍‌‌ ‌‍‍ ‌‍‌‌‌ ‍‌​‍‌‌​ ​ ‌​‌​​‍‌‌​ ​ ‌​‌​​‍‌‌​ ​‍​ ​‍​ ‌‍​ ​ ‌‍​‍‌‍‌‌​ ​ ‌‍‌‌‌‍​ ‌‍‌​​ ​ ‌‍‌​‌‍‌‍‌‍‌‌​‍‌‌​ ​‍​ ​‍​‍‌‌​ ‌‌‌​‌​​‍ ‍‌ ‌​‌‍‌‌‌ ‍​‌ ‌​​‍‌‍‌ ​​‌‍‌‌‌ ​‍‌ ​ ‌ ​​‌‍‌‌‌‍​ ‌ ‌​‌‍‍‌‌ ‌‍‌‍‌‌​ ‌‌ ​​‌ ‌‌‌‍​‍‌‍ ​‌‍‍‌‌ ​ ‌‍‍​‌‍‌‌‌‍‌​​‍​‍‌ ‌
Visit Invictus International School to learn more or ​​​​‌ ‍ ​‍​‍‌‍ ‌ ​‍‌‍‍‌‌‍‌ ‌‍‍‌‌‍ ‍​‍​‍​ ‍‍​‍​‍‌ ​ ‌‍​‌‌‍ ‍‌‍‍‌‌ ‌​‌ ‍‌​‍ ‍‌‍‍‌‌‍ ​‍​‍​‍ ​​‍​‍‌‍‍​‌ ​‍‌‍‌‌‌‍‌‍​‍​‍​ ‍‍​‍​‍​‍ ‌ ​ ‌ ‌​‌ ‌‌‌‍‌​‌‍‍‌‌‍ ​‍ ‌‍‍‌‌‍ ‍‌ ‌​‌‍‌‌‌‍ ‍‌ ‌​​‍ ‌‍‌‌‌‍‌​‌‍‍‌‌ ‌​​‍ ‌‍ ‌‌‍ ‌‍‌​‌‍‌‌​ ‌‌ ​​‌ ​‍‌‍‌‌‌ ​ ‌‍‌‌‌‍ ‍‌ ‌​‌‍​‌‌ ‌​‌‍‍‌‌‍ ‌‍ ‍​ ‍ ‌‍‍‌‌‍‌​​ ‌​ ‍​‌‍​‍​ ‌‍‌‍‌​​ ‌​​ ‍‌‌‍‌‌​ ‍‌​‍ ‌​ ​ ​ ‌​‌‍‌​‌‍‌​​‍ ‌​ ‌​​ ​‍​ ​ ​ ‌‍​‍ ‌​ ‍‌​ ​‍‌‍‌​​ ​‌​‍ ‌‌‍‌‌​ ​​‌‍‌‍​ ​‌‌‍‌‌​ ‍‌​ ‌‌​ ‌​‌‍​‍‌‍‌‍‌‍‌​​ ​‌​ ‍ ‌ ‌​‌ ‍‌‌ ​​‌‍‌‌​ ‌‌‍ ‍‌‍‌‌‌ ‌ ‌ ​ ​ ‍ ‌ ​​‌‍​‌‌ ‌​‌‍‍​​ ‌‌‍​ ‌‍ ‌‍ ‍‌ ‌​‌‍‌‌‌‍ ‍‌ ‌​​‍‌‌​ ‌‌‌​​‍‌‌ ‌‍‍ ‌‍‌‌‌ ‍‌​‍‌‌​ ​ ‌​‌​​‍‌‌​ ​ ‌​‌​​‍‌‌​ ​‍​ ​‍‌‍​‌‌‍‌‌​ ​​​ ​‌‌‍​‍‌‍​‌​ ‌‌​ ​ ​ ‍​​ ​ ‌‍​ ​ ​ ​‍‌‌​ ​‍​ ​‍​‍‌‌​ ‌‌‌​‌​​‍ ‍‌‍​ ‌‍‍​‌‍‍‌‌‍ ​‌‍‌​‌ ​‍‌‍‌‌‌‍ ‍​‍‌‌​ ‌‌‌​​‍‌‌ ‌‍‍ ‌‍‌‌‌ ‍‌​‍‌‌​ ​ ‌​‌​​‍‌‌​ ​ ‌​‌​​‍‌‌​ ​‍​ ​‍​ ​‍​ ‍‌​ ‍​‌‍‌‍​ ‌‍​ ​ ​ ​​​ ​​​ ​ ​ ​ ​ ​‍​ ​‍​‍‌‌​ ​‍​ ​‍​‍‌‌​ ‌‌‌​‌​​‍ ‍‌ ‌​‌‍‌‌‌ ‍​‌ ‌​​ ‌‍​‍‌‍​‌‌ ​ ‌‍‌‌‌‌‌‌‌ ​‍‌‍ ​​ ‌​‍‌‌​ ​‍‌​‌‍‌ ​ ‌ ‌​‌ ‌‌‌‍‌​‌‍‍‌‌‍ ​‍‌‍‌‍‍‌‌‍‌​​ ‌​ ‍​‌‍​‍​ ‌‍‌‍‌​​ ‌​​ ‍‌‌‍‌‌​ ‍‌​‍ ‌​ ​ ​ ‌​‌‍‌​‌‍‌​​‍ ‌​ ‌​​ ​‍​ ​ ​ ‌‍​‍ ‌​ ‍‌​ ​‍‌‍‌​​ ​‌​‍ ‌‌‍‌‌​ ​​‌‍‌‍​ ​‌‌‍‌‌​ ‍‌​ ‌‌​ ‌​‌‍​‍‌‍‌‍‌‍‌​​ ​‌​‍‌‍‌ ‌​‌ ‍‌‌ ​​‌‍‌‌​ ‌‌‍ ‍‌‍‌‌‌ ‌ ‌ ​ ​‍‌‍‌ ​​‌‍​‌‌ ‌​‌‍‍​​ ‌‌‍​ ‌‍ ‌‍ ‍‌ ‌​‌‍‌‌‌‍ ‍‌ ‌​​‍‌‌​ ‌‌‌​​‍‌‌ ‌‍‍ ‌‍‌‌‌ ‍‌​‍‌‌​ ​ ‌​‌​​‍‌‌​ ​ ‌​‌​​‍‌‌​ ​‍​ ​‍‌‍​‌‌‍‌‌​ ​​​ ​‌‌‍​‍‌‍​‌​ ‌‌​ ​ ​ ‍​​ ​ ‌‍​ ​ ​ ​‍‌‌​ ​‍​ ​‍​‍‌‌​ ‌‌‌​‌​​‍ ‍‌‍​ ‌‍‍​‌‍‍‌‌‍ ​‌‍‌​‌ ​‍‌‍‌‌‌‍ ‍​‍‌‌​ ‌‌‌​​‍‌‌ ‌‍‍ ‌‍‌‌‌ ‍‌​‍‌‌​ ​ ‌​‌​​‍‌‌​ ​ ‌​‌​​‍‌‌​ ​‍​ ​‍​ ​‍​ ‍‌​ ‍​‌‍‌‍​ ‌‍​ ​ ​ ​​​ ​​​ ​ ​ ​ ​ ​‍​ ​‍​‍‌‌​ ​‍​ ​‍​‍‌‌​ ‌‌‌​‌​​‍ ‍‌ ‌​‌‍‌‌‌ ‍​‌ ‌​​‍‌‍‌ ​​‌‍‌‌‌ ​‍‌ ​ ‌ ​​‌‍‌‌‌‍​ ‌ ‌​‌‍‍‌‌ ‌‍‌‍‌‌​ ‌‌ ​​‌ ‌‌‌‍​‍‌‍ ​‌‍‍‌‌ ​ ‌‍‍​‌‍‌‌‌‍‌​​‍​‍‌ ‌book a campus
tour​​​​‌ ‍ ​‍​‍‌‍ ‌ ​‍‌‍‍‌‌‍‌ ‌‍‍‌‌‍ ‍​‍​‍​ ‍‍​‍​‍‌ ​ ‌‍​‌‌‍ ‍‌‍‍‌‌ ‌​‌ ‍‌​‍ ‍‌‍‍‌‌‍ ​‍​‍​‍ ​​‍​‍‌‍‍​‌ ​‍‌‍‌‌‌‍‌‍​‍​‍​ ‍‍​‍​‍​‍ ‌ ​ ‌ ‌​‌ ‌‌‌‍‌​‌‍‍‌‌‍ ​‍ ‌‍‍‌‌‍ ‍‌ ‌​‌‍‌‌‌‍ ‍‌ ‌​​‍ ‌‍‌‌‌‍‌​‌‍‍‌‌ ‌​​‍ ‌‍ ‌‌‍ ‌‍‌​‌‍‌‌​ ‌‌ ​​‌ ​‍‌‍‌‌‌ ​ ‌‍‌‌‌‍ ‍‌ ‌​‌‍​‌‌ ‌​‌‍‍‌‌‍ ‌‍ ‍​ ‍ ‌‍‍‌‌‍‌​​ ‌​ ‍​‌‍​‍​ ‌‍‌‍‌​​ ‌​​ ‍‌‌‍‌‌​ ‍‌​‍ ‌​ ​ ​ ‌​‌‍‌​‌‍‌​​‍ ‌​ ‌​​ ​‍​ ​ ​ ‌‍​‍ ‌​ ‍‌​ ​‍‌‍‌​​ ​‌​‍ ‌‌‍‌‌​ ​​‌‍‌‍​ ​‌‌‍‌‌​ ‍‌​ ‌‌​ ‌​‌‍​‍‌‍‌‍‌‍‌​​ ​‌​ ‍ ‌ ‌​‌ ‍‌‌ ​​‌‍‌‌​ ‌‌‍ ‍‌‍‌‌‌ ‌ ‌ ​ ​ ‍ ‌ ​​‌‍​‌‌ ‌​‌‍‍​​ ‌‌‍​ ‌‍ ‌‍ ‍‌ ‌​‌‍‌‌‌‍ ‍‌ ‌​​‍‌‌​ ‌‌‌​​‍‌‌ ‌‍‍ ‌‍‌‌‌ ‍‌​‍‌‌​ ​ ‌​‌​​‍‌‌​ ​ ‌​‌​​‍‌‌​ ​‍​ ​‍‌‍​‌‌‍‌‌​ ​​​ ​‌‌‍​‍‌‍​‌​ ‌‌​ ​ ​ ‍​​ ​ ‌‍​ ​ ​ ​‍‌‌​ ​‍​ ​‍​‍‌‌​ ‌‌‌​‌​​‍ ‍‌‍​ ‌‍‍​‌‍‍‌‌‍ ​‌‍‌​‌ ​‍‌‍‌‌‌‍ ‍​‍‌‌​ ‌‌‌​​‍‌‌ ‌‍‍ ‌‍‌‌‌ ‍‌​‍‌‌​ ​ ‌​‌​​‍‌‌​ ​ ‌​‌​​‍‌‌​ ​‍​ ​‍​ ‌‌​ ‌‌‌‍‌‍‌‍​‍‌‍​ ​ ‌ ​ ​‌‌‍‌​‌‍‌​​ ​ ​ ​‍​ ‌ ​‍‌‌​ ​‍​ ​‍​‍‌‌​ ‌‌‌​‌​​‍ ‍‌ ‌​‌‍‌‌‌ ‍​‌ ‌​​ ‌‍​‍‌‍​‌‌ ​ ‌‍‌‌‌‌‌‌‌ ​‍‌‍ ​​ ‌​‍‌‌​ ​‍‌​‌‍‌ ​ ‌ ‌​‌ ‌‌‌‍‌​‌‍‍‌‌‍ ​‍‌‍‌‍‍‌‌‍‌​​ ‌​ ‍​‌‍​‍​ ‌‍‌‍‌​​ ‌​​ ‍‌‌‍‌‌​ ‍‌​‍ ‌​ ​ ​ ‌​‌‍‌​‌‍‌​​‍ ‌​ ‌​​ ​‍​ ​ ​ ‌‍​‍ ‌​ ‍‌​ ​‍‌‍‌​​ ​‌​‍ ‌‌‍‌‌​ ​​‌‍‌‍​ ​‌‌‍‌‌​ ‍‌​ ‌‌​ ‌​‌‍​‍‌‍‌‍‌‍‌​​ ​‌​‍‌‍‌ ‌​‌ ‍‌‌ ​​‌‍‌‌​ ‌‌‍ ‍‌‍‌‌‌ ‌ ‌ ​ ​‍‌‍‌ ​​‌‍​‌‌ ‌​‌‍‍​​ ‌‌‍​ ‌‍ ‌‍ ‍‌ ‌​‌‍‌‌‌‍ ‍‌ ‌​​‍‌‌​ ‌‌‌​​‍‌‌ ‌‍‍ ‌‍‌‌‌ ‍‌​‍‌‌​ ​ ‌​‌​​‍‌‌​ ​ ‌​‌​​‍‌‌​ ​‍​ ​‍‌‍​‌‌‍‌‌​ ​​​ ​‌‌‍​‍‌‍​‌​ ‌‌​ ​ ​ ‍​​ ​ ‌‍​ ​ ​ ​‍‌‌​ ​‍​ ​‍​‍‌‌​ ‌‌‌​‌​​‍ ‍‌‍​ ‌‍‍​‌‍‍‌‌‍ ​‌‍‌​‌ ​‍‌‍‌‌‌‍ ‍​‍‌‌​ ‌‌‌​​‍‌‌ ‌‍‍ ‌‍‌‌‌ ‍‌​‍‌‌​ ​ ‌​‌​​‍‌‌​ ​ ‌​‌​​‍‌‌​ ​‍​ ​‍​ ‌‌​ ‌‌‌‍‌‍‌‍​‍‌‍​ ​ ‌ ​ ​‌‌‍‌​‌‍‌​​ ​ ​ ​‍​ ‌ ​‍‌‌​ ​‍​ ​‍​‍‌‌​ ‌‌‌​‌​​‍ ‍‌ ‌​‌‍‌‌‌ ‍​‌ ‌​​‍‌‍‌ ​​‌‍‌‌‌ ​‍‌ ​ ‌ ​​‌‍‌‌‌‍​ ‌ ‌​‌‍‍‌‌ ‌‍‌‍‌‌​ ‌‌ ​​‌ ‌‌‌‍​‍‌‍ ​‌‍‍‌‌ ​ ‌‍‍​‌‍‌‌‌‍‌​​‍​‍‌ ‌and experience how language learning can come alive in the
classroom.​​​​‌ ‍ ​‍​‍‌‍ ‌ ​‍‌‍‍‌‌‍‌ ‌‍‍‌‌‍ ‍​‍​‍​ ‍‍​‍​‍‌ ​ ‌‍​‌‌‍ ‍‌‍‍‌‌ ‌​‌ ‍‌​‍ ‍‌‍‍‌‌‍ ​‍​‍​‍ ​​‍​‍‌‍‍​‌ ​‍‌‍‌‌‌‍‌‍​‍​‍​ ‍‍​‍​‍​‍ ‌ ​ ‌ ‌​‌ ‌‌‌‍‌​‌‍‍‌‌‍ ​‍ ‌‍‍‌‌‍ ‍‌ ‌​‌‍‌‌‌‍ ‍‌ ‌​​‍ ‌‍‌‌‌‍‌​‌‍‍‌‌ ‌​​‍ ‌‍ ‌‌‍ ‌‍‌​‌‍‌‌​ ‌‌ ​​‌ ​‍‌‍‌‌‌ ​ ‌‍‌‌‌‍ ‍‌ ‌​‌‍​‌‌ ‌​‌‍‍‌‌‍ ‌‍ ‍​ ‍ ‌‍‍‌‌‍‌​​ ‌​ ‍​‌‍​‍​ ‌‍‌‍‌​​ ‌​​ ‍‌‌‍‌‌​ ‍‌​‍ ‌​ ​ ​ ‌​‌‍‌​‌‍‌​​‍ ‌​ ‌​​ ​‍​ ​ ​ ‌‍​‍ ‌​ ‍‌​ ​‍‌‍‌​​ ​‌​‍ ‌‌‍‌‌​ ​​‌‍‌‍​ ​‌‌‍‌‌​ ‍‌​ ‌‌​ ‌​‌‍​‍‌‍‌‍‌‍‌​​ ​‌​ ‍ ‌ ‌​‌ ‍‌‌ ​​‌‍‌‌​ ‌‌‍ ‍‌‍‌‌‌ ‌ ‌ ​ ​ ‍ ‌ ​​‌‍​‌‌ ‌​‌‍‍​​ ‌‌‍​ ‌‍ ‌‍ ‍‌ ‌​‌‍‌‌‌‍ ‍‌ ‌​​‍‌‌​ ‌‌‌​​‍‌‌ ‌‍‍ ‌‍‌‌‌ ‍‌​‍‌‌​ ​ ‌​‌​​‍‌‌​ ​ ‌​‌​​‍‌‌​ ​‍​ ​‍‌‍​‌‌‍‌‌​ ​​​ ​‌‌‍​‍‌‍​‌​ ‌‌​ ​ ​ ‍​​ ​ ‌‍​ ​ ​ ​‍‌‌​ ​‍​ ​‍​‍‌‌​ ‌‌‌​‌​​‍ ‍‌‍​ ‌‍‍​‌‍‍‌‌‍ ​‌‍‌​‌ ​‍‌‍‌‌‌‍ ‍​‍‌‌​ ‌‌‌​​‍‌‌ ‌‍‍ ‌‍‌‌‌ ‍‌​‍‌‌​ ​ ‌​‌​​‍‌‌​ ​ ‌​‌​​‍‌‌​ ​‍​ ​‍​ ‍‌​ ​‌​ ​‌​ ‌‍​ ​ ​ ​‌‌‍​‍​ ​​‌‍​‌​ ‌ ‌‍​‍​ ​‍​‍‌‌​ ​‍​ ​‍​‍‌‌​ ‌‌‌​‌​​‍ ‍‌ ‌​‌‍‌‌‌ ‍​‌ ‌​​ ‌‍​‍‌‍​‌‌ ​ ‌‍‌‌‌‌‌‌‌ ​‍‌‍ ​​ ‌​‍‌‌​ ​‍‌​‌‍‌ ​ ‌ ‌​‌ ‌‌‌‍‌​‌‍‍‌‌‍ ​‍‌‍‌‍‍‌‌‍‌​​ ‌​ ‍​‌‍​‍​ ‌‍‌‍‌​​ ‌​​ ‍‌‌‍‌‌​ ‍‌​‍ ‌​ ​ ​ ‌​‌‍‌​‌‍‌​​‍ ‌​ ‌​​ ​‍​ ​ ​ ‌‍​‍ ‌​ ‍‌​ ​‍‌‍‌​​ ​‌​‍ ‌‌‍‌‌​ ​​‌‍‌‍​ ​‌‌‍‌‌​ ‍‌​ ‌‌​ ‌​‌‍​‍‌‍‌‍‌‍‌​​ ​‌​‍‌‍‌ ‌​‌ ‍‌‌ ​​‌‍‌‌​ ‌‌‍ ‍‌‍‌‌‌ ‌ ‌ ​ ​‍‌‍‌ ​​‌‍​‌‌ ‌​‌‍‍​​ ‌‌‍​ ‌‍ ‌‍ ‍‌ ‌​‌‍‌‌‌‍ ‍‌ ‌​​‍‌‌​ ‌‌‌​​‍‌‌ ‌‍‍ ‌‍‌‌‌ ‍‌​‍‌‌​ ​ ‌​‌​​‍‌‌​ ​ ‌​‌​​‍‌‌​ ​‍​ ​‍‌‍​‌‌‍‌‌​ ​​​ ​‌‌‍​‍‌‍​‌​ ‌‌​ ​ ​ ‍​​ ​ ‌‍​ ​ ​ ​‍‌‌​ ​‍​ ​‍​‍‌‌​ ‌‌‌​‌​​‍ ‍‌‍​ ‌‍‍​‌‍‍‌‌‍ ​‌‍‌​‌ ​‍‌‍‌‌‌‍ ‍​‍‌‌​ ‌‌‌​​‍‌‌ ‌‍‍ ‌‍‌‌‌ ‍‌​‍‌‌​ ​ ‌​‌​​‍‌‌​ ​ ‌​‌​​‍‌‌​ ​‍​ ​‍​ ‍‌​ ​‌​ ​‌​ ‌‍​ ​ ​ ​‌‌‍​‍​ ​​‌‍​‌​ ‌ ‌‍​‍​ ​‍​‍‌‌​ ​‍​ ​‍​‍‌‌​ ‌‌‌​‌​​‍ ‍‌ ‌​‌‍‌‌‌ ‍​‌ ‌​​‍‌‍‌ ​​‌‍‌‌‌ ​‍‌ ​ ‌ ​​‌‍‌‌‌‍​ ‌ ‌​‌‍‍‌‌ ‌‍‌‍‌‌​ ‌‌ ​​‌ ‌‌‌‍​‍‌‍ ​‌‍‍‌‌ ​ ‌‍‍​‌‍‌‌‌‍‌​​‍​‍‌ ‌
An Institution by Sing-Ed Corporation.